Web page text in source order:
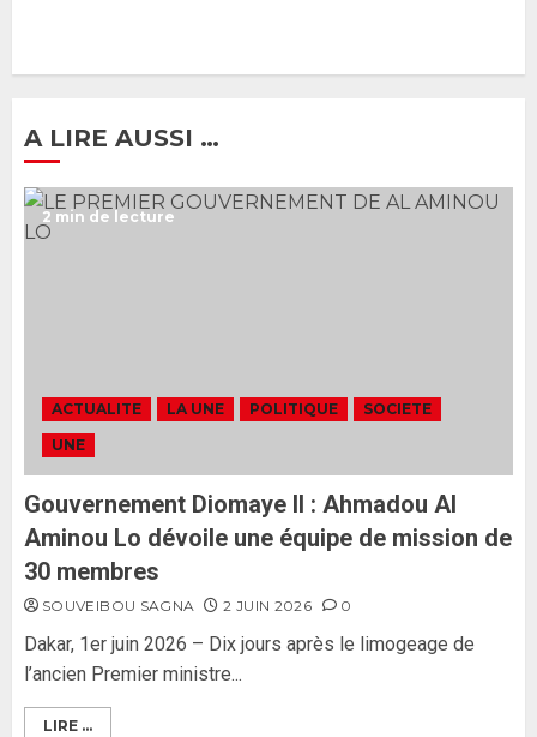
Ousmane Sonko rassure : «
3
gouvernement : PASTEF pose
A LIRE AUSSI …
2 min de lecture
ACTUALITE LA UNE POLITIQUE
SOCIETE
UNE
Gouvernement Diomaye II : Ahmadou Al
Aminou Lo dévoile une équipe de mission de
30 membres
SOUVEIBOU SAGNA 2 JUIN 2026 0
Dakar, 1er juin 2026 – Dix jours après le limogeage de
l’ancien Premier ministre...
LIRE ...